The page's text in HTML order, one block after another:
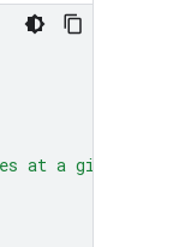
at a given time